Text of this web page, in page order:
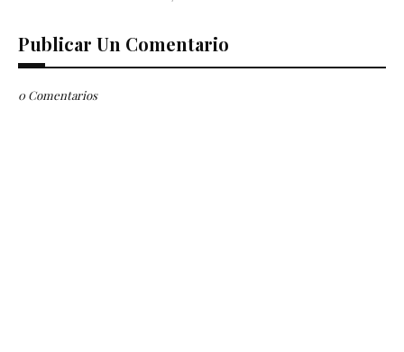
Publicar Un Comentario
0 Comentarios